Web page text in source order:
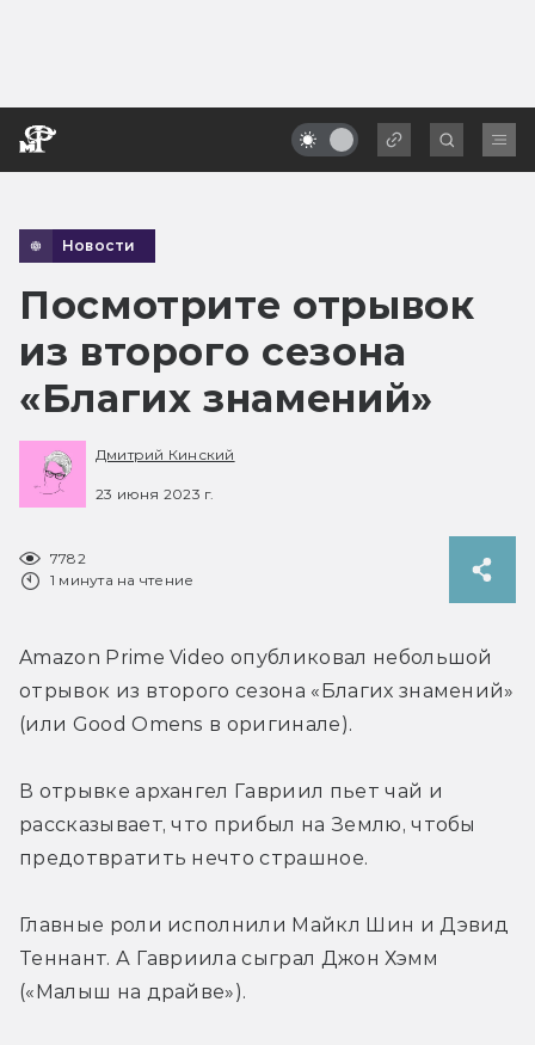
Новости
Посмотрите отрывок
из второго сезона
«Благих знамений»
Дмитрий Кинский
23 июня 2023 г.
7782
1 минута на чтение
Amazon Prime Video опубликовал небольшой
отрывок из второго сезона «Благих знамений»
(или Good Omens в оригинале).
В отрывке архангел Гавриил пьет чай и
рассказывает, что прибыл на Землю, чтобы
предотвратить нечто страшное.
Главные роли исполнили Майкл Шин и Дэвид
Теннант. А Гавриила сыграл Джон Хэмм
(«Малыш на драйве»).